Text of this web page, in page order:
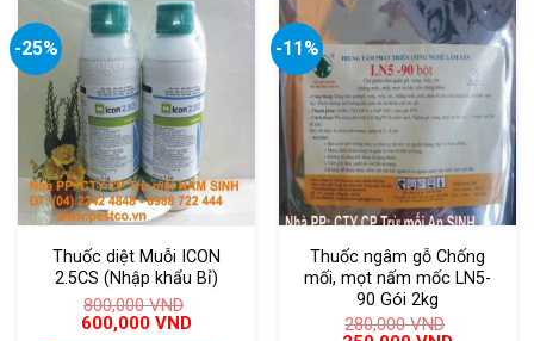
-25%
Thuốc diệt Muỗi ICON
2.5CS (Nhập khẩu Bỉ)
800,000VND
Giá
600,000 VNDGiá
-11%
Thuốc ngâm gỗ Chống
mối, mọt nấm mốc LN5-
90 Gói 2kg
280,000VND